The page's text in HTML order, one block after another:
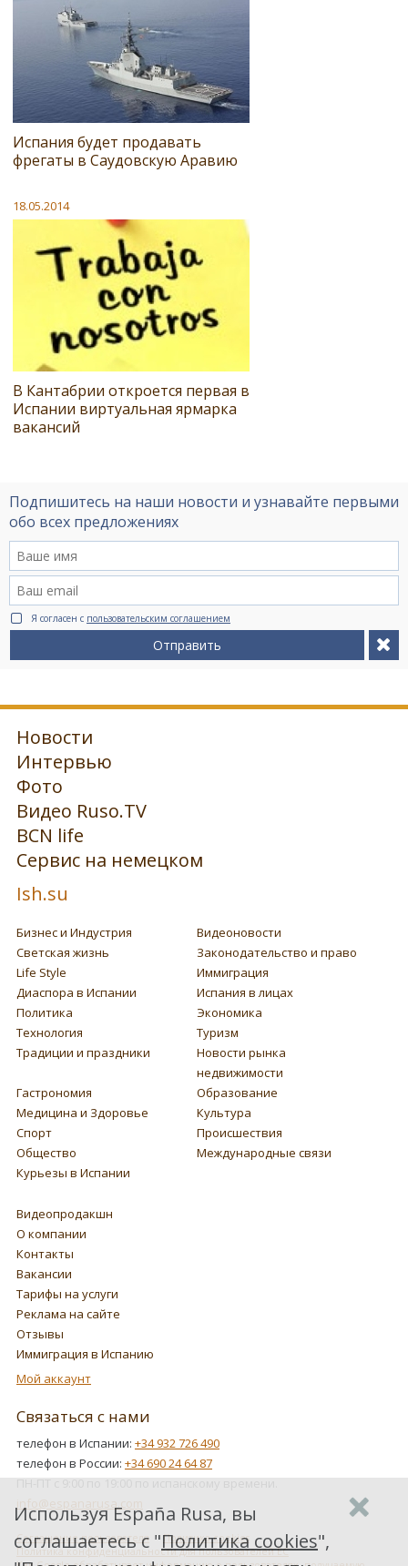
Испания будет продавать
фрегаты в Саудовскую Аравию
18.05.2014
В Кантабрии откроется первая в
Испании виртуальная ярмарка
вакансий
Подпишитесь на наши новости и узнавайте первыми
обо всех предложениях
Я согласен с пользовательским соглашением
Отправить
Новости
Интервью
Фото
Видео Ruso.TV
BCN life
Сервис на немецком
Ish.su
Бизнес и Индустрия
Видеоновости
Светская жизнь
Законодательство и право
Life Style
Иммиграция
Диаспора в Испании
Испания в лицах
Политика
Экономика
Технология
Туризм
Традиции и праздники
Новости рынка
недвижимости
Гастрономия
Образование
Медицина и Здоровье
Культура
Спорт
Происшествия
Общество
Международные связи
Курьезы в Испании
Видеопродакшн
О компании
Контакты
Вакансии
Тарифы на услуги
Реклама на сайте
Отзывы
Иммиграция в Испанию
Мой аккаунт
Связаться с нами
телефон в Испании: +34 932 726 490
телефон в России: +34 690 24 64 87
ПН-ПТ с 9:00 по 19:00 по испанскому времени.
info@espanarusa.com
Соглашение пользователя
Политика cookies
Политика конфиденциальности для пользователей ЕС
Используя España Rusa, вы
соглашаетесь с "Политика cookies",